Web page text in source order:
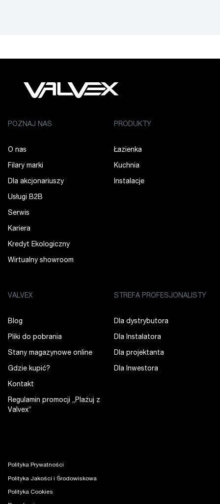
POZNAJ NAS
O nas
Filary marki
Dla akcjonariuszy
Usługi B2B
Serwis
Kariera
Kredyt Ekologiczny
Wirtualny showroom
PRODUKTY
Łazienka
Kuchnia
Instalacje
VALVEX
Blog
Pliki do pobrania
Stany magazynowe online
Gdzie kupić?
Kontakt
Regulamin promocji „Plażuj z
Valvex”
STREFA PROFESJONALISTY
Dla dystrybutora
Dla Instalatora
Dla projektanta
Dla Inwestora
Polityka Prywatności
Polityka Jakości i Środowiskowa
Polityka Cookies